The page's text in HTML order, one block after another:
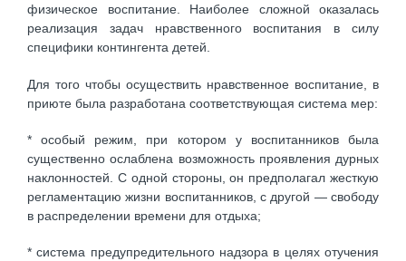
физическое воспитание. Наиболее сложной оказалась
реализация задач нравственного воспитания в силу
специфики контингента детей.
Для того чтобы осуществить нравственное воспитание, в
приюте была разработана соответствующая система мер:
* особый режим, при котором у воспитанников была
существенно ослаблена возможность проявления дурных
наклонностей. С одной стороны, он предполагал жесткую
регламентацию жизни воспитанников, с другой — свободу
в распределении времени для отдыха;
* система предупредительного надзора в целях отучения